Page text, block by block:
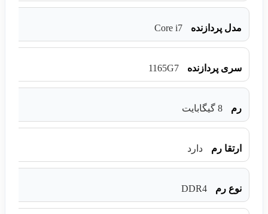
مدل پردازنده Core i7
سری پردازنده 1165G7
رم 8 گیگابایت
ارتقا رم دارد
نوع رم DDR4